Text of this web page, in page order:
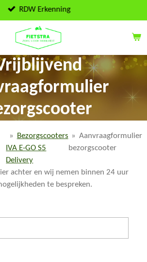
RDW Erkenning
»
Bezorgscooters
IVA E-GO S5
Delivery
» Aanvraagformulier
bezorgscooter
achter en wij nemen binnen 24 uur
te bespreken.